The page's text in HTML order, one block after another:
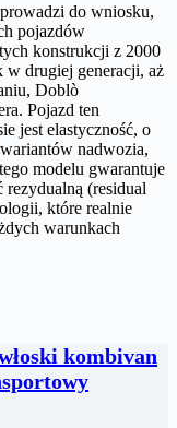
do wniosku,
pojazdów
konstrukcji z 2000
drugiej generacji, aż
Doblò
Pojazd ten
jest elastyczność, o
nadwozia,
modelu gwarantuje
rezydualną (residual
które realnie
warunkach
kombivan